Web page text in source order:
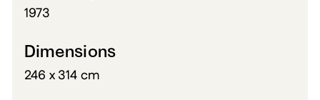
1973
Dimensions
246 x 314 cm